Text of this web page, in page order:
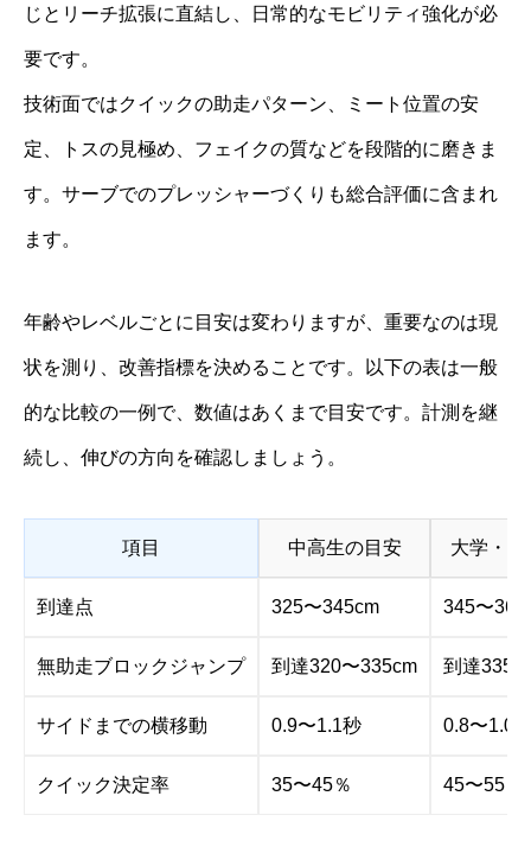
じとリーチ拡張に直結し、日常的なモビリティ強化が必
要です。
技術面ではクイックの助走パターン、ミート位置の安
定、トスの見極め、フェイクの質などを段階的に磨きま
す。サーブでのプレッシャーづくりも総合評価に含まれ
ます。
年齢やレベルごとに目安は変わりますが、重要なのは現
状を測り、改善指標を決めることです。以下の表は一般
的な比較の一例で、数値はあくまで目安です。計測を継
続し、伸びの方向を確認しましょう。
項目 中高生の目安 大学・
到達点 325〜345cm 345〜
無助走ブロックジャンプ 到達320〜335cm 到達335
サイドまでの横移動 0.9〜1.1秒 0.8〜1.0
クイック決定率 35〜45％ 45〜55％